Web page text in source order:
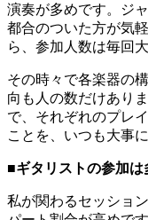
演奏が多めです。ジ
都合のついた方が気
ら、参加人数は毎回
その時々で各楽器の
向も人の数だけあり
で、それぞれのプレ
ことを、いつも大事
■ギタリストの参加
私が関わるセッショ